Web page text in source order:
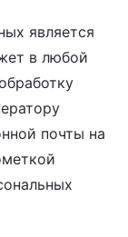
является
в любой
почты на